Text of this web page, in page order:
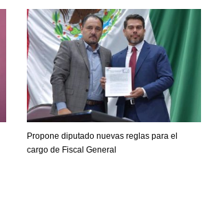
Propone diputado nuevas reglas para el
cargo de Fiscal General